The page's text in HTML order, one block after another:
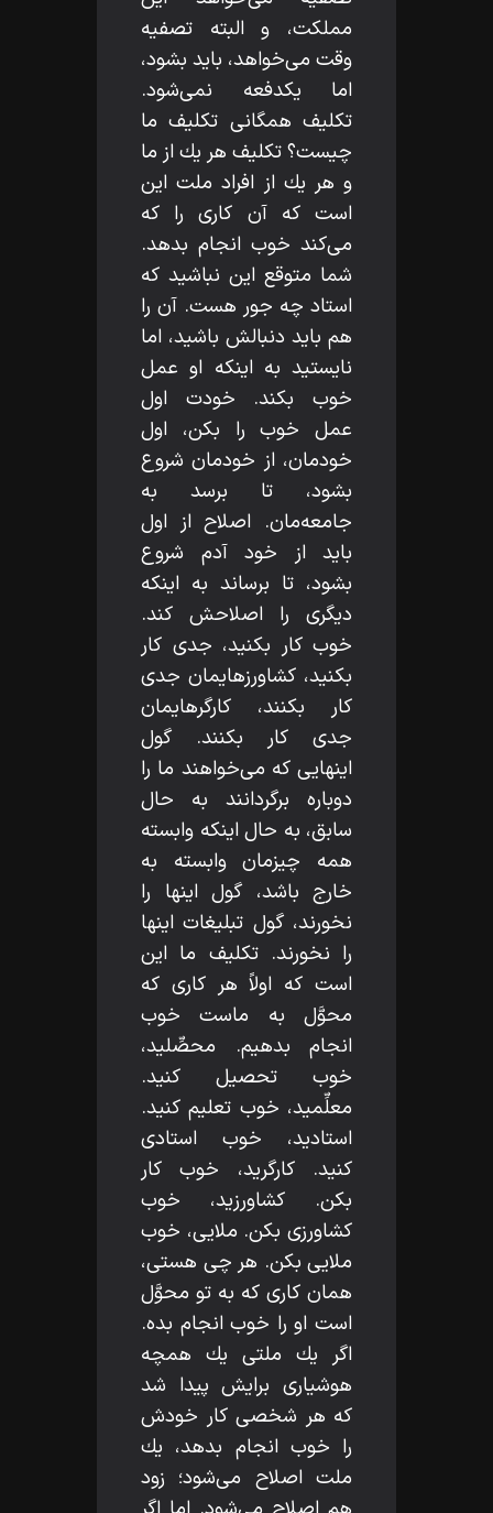
مملكت، و البته تصفيه
وقت مى‌خواهد، بايد بشود،
اما يكدفعه نمى‌شود.
تكليف همگانى تكليف ما
چيست؟ تكليف هر يك از ما
و هر يك از افراد ملت اين
است كه آن كارى را كه
مى‌كند خوب انجام بدهد.
شما متوقع اين نباشيد كه
استاد چه جور هست. آن را
هم بايد دنبالش باشيد، اما
نايستيد به اينكه او عمل
خوب بكند. خودت اول
عمل خوب را بكن، اول
خودمان، از خودمان شروع
بشود، تا برسد به
جامعه‌مان. اصلاح از اول
بايد از خود آدم شروع
بشود، تا برساند به اينكه
ديگرى را اصلاحش كند.
خوب كار بكنيد، جدى كار
بكنيد، كشاورزهايمان جدى
كار بكنند، كارگرهايمان
جدى كار بكنند. گول
اينهايى كه مى‌خواهند ما را
دوباره برگردانند به حال
سابق، به حال اينكه وابسته
همه چيزمان وابسته به
خارج باشد، گول اينها را
نخورند، گول تبليغات اينها
را نخورند. تكليف ما اين
است كه اولاً هر كارى كه
محوَّل به ماست خوب
انجام بدهيم. محصِّليد،
خوب تحصيل كنيد.
معلِّميد، خوب تعليم كنيد.
استاديد، خوب استادى
كنيد. كارگريد، خوب كار
بكن. كشاورزيد، خوب
كشاورزى بكن. ملايى، خوب
ملايى بكن. هر چى هستى،
همان كارى كه به تو محوَّل
است او را خوب انجام بده.
اگر يك ملتى يك همچه
هوشيارى برايش پيدا شد
كه هر شخصى كار خودش
را خوب انجام بدهد، يك
ملت اصلاح مى‌شود؛ زود